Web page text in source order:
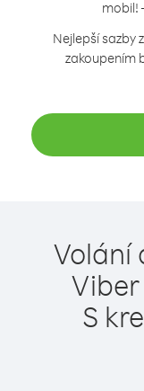
mobil!
Nejlepší sazby
zakoupením
Volání
S